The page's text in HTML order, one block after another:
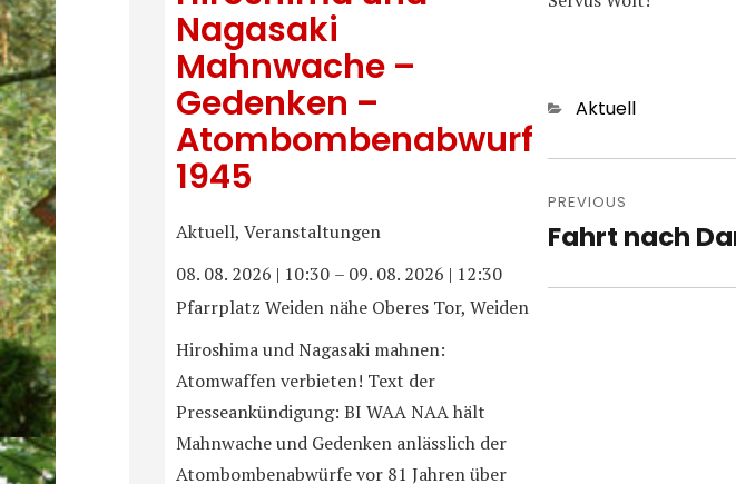
Categories
Aktuell
Post
navigation
PREVIOUS
Previous
Fahrt nach
Nagasaki
Mahnwache –
Gedenken –
Atombombenabwurf
1945
Aktuell, Veranstaltungen
08. 08. 2026 | 10:30 – 09. 08. 2026 | 12:30
Pfarrplatz Weiden nähe Oberes Tor, Weiden
Hiroshima und Nagasaki mahnen:
Atomwaffen verbieten! Text der
Presseankündigung: BI WAA NAA hält
Mahnwache und Gedenken anlässlich der
Atombombenabwürfe vor 81 Jahren über